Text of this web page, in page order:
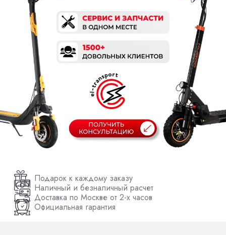
Подарок к каждому заказу
Наличный и безналичный расчет
Доставка по Москве от 2-х часов
Официальная гарантия